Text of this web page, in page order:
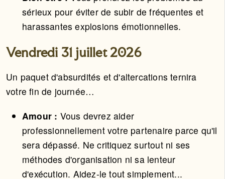
sérieux pour éviter de subir de fréquentes et
harassantes explosions émotionnelles.
Vendredi 31 juillet 2026
Un paquet d'absurdités et d'altercations ternira
votre fin de journée…
Amour : Vous devrez aider
professionnellement votre partenaire parce qu'il
sera dépassé. Ne critiquez surtout ni ses
méthodes d'organisation ni sa lenteur
d'exécution. Aidez-le tout simplement...